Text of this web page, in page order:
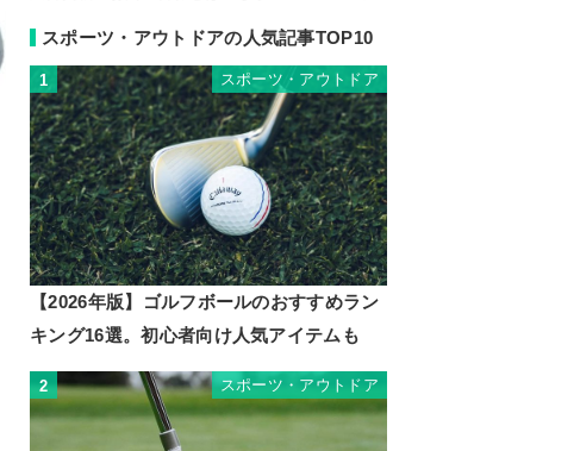
スポーツ・アウトドアの人気記事TOP10
1 スポーツ・アウトドア
【2026年版】ゴルフボールのおすすめラン
キング16選。初心者向け人気アイテムも
2 スポーツ・アウトドア